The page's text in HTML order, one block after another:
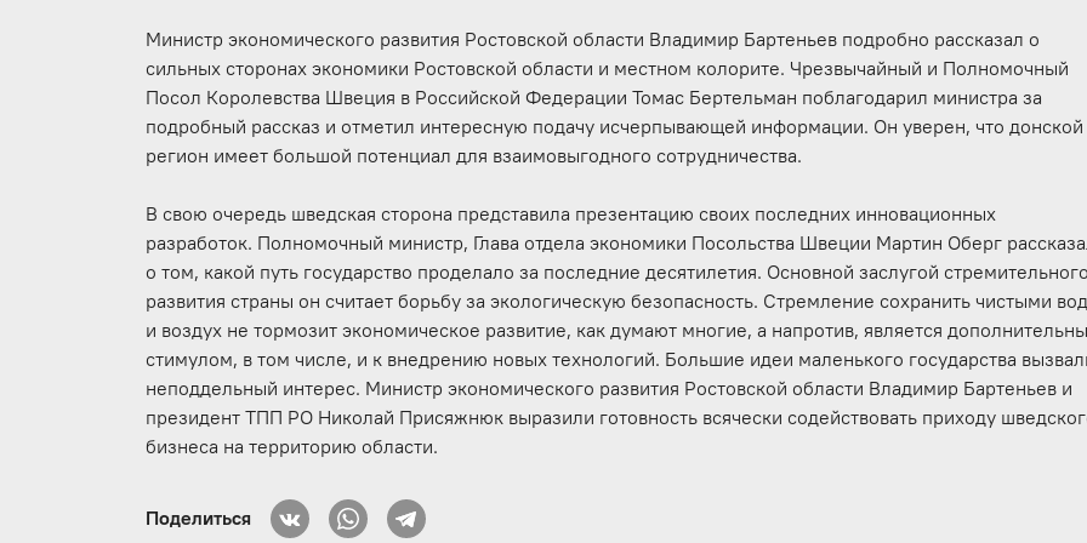
Министр экономического развития Ростовской области Владимир Бартеньев подробно рассказал о
сильных сторонах экономики Ростовской области и местном колорите. Чрезвычайный и Полномочный
Посол Королевства Швеция в Российской Федерации Томас Бертельман поблагодарил министра за
подробный рассказ и отметил интересную подачу исчерпывающей информации. Он уверен, что донской
регион имеет большой потенциал для взаимовыгодного сотрудничества.
В свою очередь шведская сторона представила презентацию своих последних инновационных
разработок. Полномочный министр, Глава отдела экономики Посольства Швеции Мартин Оберг
о том, какой путь государство проделало за последние десятилетия. Основной заслугой стремительного
развития страны он считает борьбу за экологическую безопасность. Стремление сохранить чистыми
и воздух не тормозит экономическое развитие, как думают многие, а напротив, является
стимулом, в том числе, и к внедрению новых технологий. Большие идеи маленького государства
неподдельный интерес. Министр экономического развития Ростовской области Владимир Бартеньев и
президент ТПП РО Николай Присяжнюк выразили готовность всячески содействовать приходу
бизнеса на территорию области.
Поделиться